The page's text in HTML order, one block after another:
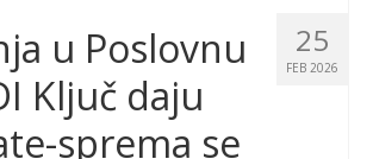
25
FEB 2026
u Poslovnu
Ključ daju
sprema se